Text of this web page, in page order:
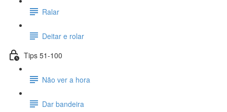
Ralar
Deitar e rolar
Tips 51-100
Não ver a hora
Dar bandeira